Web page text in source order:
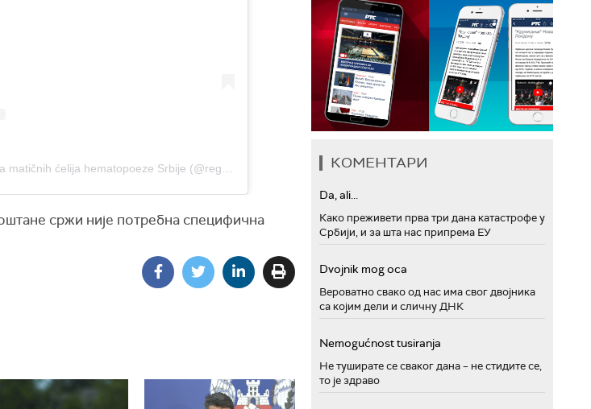
сржи није потребна специфична
КОМЕНТАРИ
Da, ali...
Како преживети прва три дана катастрофе у
Србији, и за шта нас припрема ЕУ
Dvojnik mog oca
Вероватно свако од нас има свог двојника
са којим дели и сличну ДНК
Nemogućnost tusiranja
Не туширате се сваког дана – не стидите се,
то је здраво